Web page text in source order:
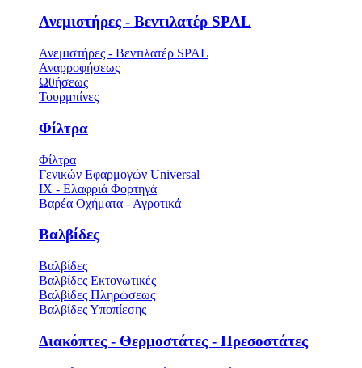
Ανεμιστήρες - Βεντιλατέρ SPAL
Ανεμιστήρες - Βεντιλατέρ SPAL
Αναρροφήσεως
Ωθήσεως
Τουρμπίνες
Φίλτρα
Φίλτρα
Γενικών Εφαρμογών Universal
ΙΧ - Ελαφριά Φορτηγά
Βαρέα Οχήματα - Αγροτικά
Βαλβίδες
Βαλβίδες
Βαλβίδες Εκτονωτικές
Βαλβίδες Πληρώσεως
Βαλβίδες Υποπίεσης
Διακόπτες - Θερμοστάτες - Πρεσοστάτες